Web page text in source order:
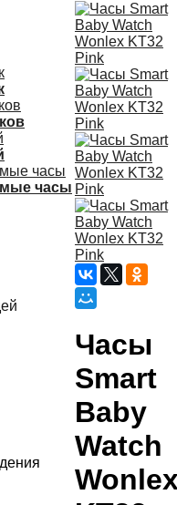
часы
Часы
Smart
Baby
Watch